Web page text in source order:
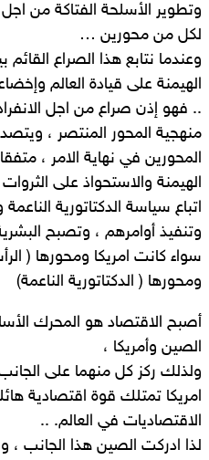
وتطوير الأسلحة الفتاكة من
لكل من محورين …
وعندما نتابع هذا الصراع
الهيمنة على قيادة العالم
.. فهو إذن صراع من اجل
منهجية المحور المنتصر ،
المحورين في نهاية الامر ،
الهيمنة والاستحواذ على
اتباع سياسة الدكتاتورية
وتنفيذ أوامرهم ، وتصبح
سواء كانت امريكا ومحورها (
ومحورها ( الدكتاتورية الناعمة)
أصبح الاقتصاد هو المحرك
الصين وأمريكا ،
ولذلك ركز كل منهما على
امريكا تمتلك قوة اقتصادية
الاقتصاديات في العالم. ..
لذا ادركت الصين هذا الجانب ،